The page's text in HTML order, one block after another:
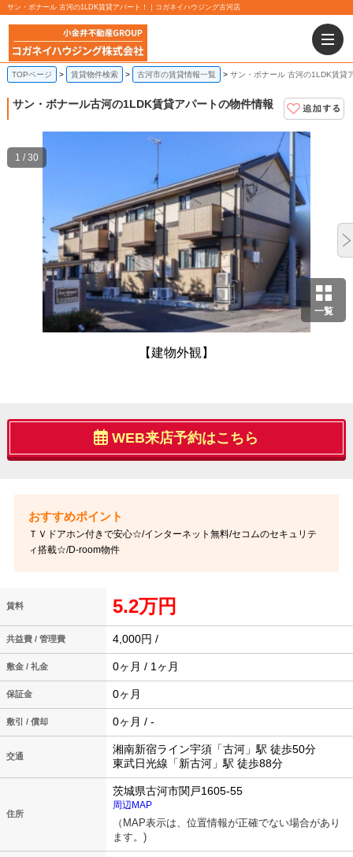
サン・ボナール 古河の1LDK賃貸アパート！｜コガネイハウジング古河店
TOPページ 賃貸物件検索 古河市の賃貸情報一覧 サン・ボナール 古河の1LDK賃貸
サン・ボナール古河の1LDK賃貸アパートの物件情報
一覧
【建物外観】
1 / 30
WEB来店予約はこちら
ＴＶドアホン付きで安心☆/インターネット無料/セコムのセキュリテ
ィ搭載☆/D-room物件
賃料 5.2万円
共益費 / 管理費 4,000円 /
敷金 / 礼金 0ヶ月 / 1ヶ月
保証金 0ヶ月
敷引 / 償却 0ヶ月 / -
交通
湘南新宿ライン宇須「古河」駅 徒歩50分
東武日光線「新古河」駅 徒歩88分
住所
茨城県古河市関戸1605-55
周辺MAP
（MAP表示は、位置情報が正確でない場合があり
ます。)